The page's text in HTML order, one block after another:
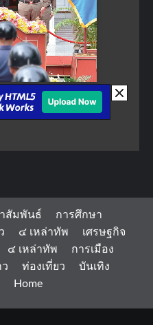
สัมพันธ์
การศึกษา
๔ เหล่าทัพ
เศรษฐกิจ
๔ เหล่าทัพ
การเมือง
ท่องเที่ยว
บันเทิง
Home